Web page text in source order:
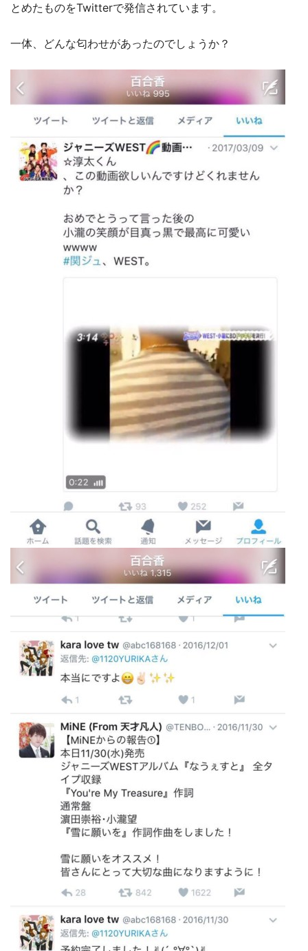
とめたものをTwitterで発信されています。
一体、どんな匂わせがあったのでしょうか？